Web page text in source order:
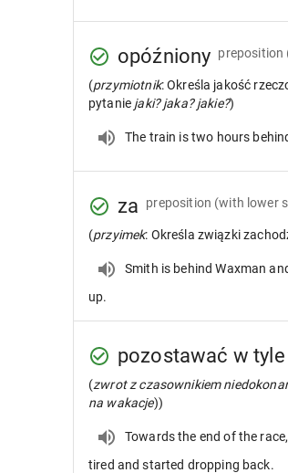
opóźniony preposition
(przymiotnik: Określa jakość
pytanie jaki? jaka? jakie?)
The train is two hours
za preposition (with lower
(przyimek: Określa związki
Smith is behind Waxman
up.
pozostawać w tyle
(zwrot z czasownikiem
na wakacje))
Towards the end of the
tired and started dropping back.